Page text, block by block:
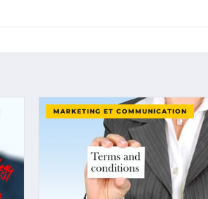
MARKETING ET COMMUNICATION